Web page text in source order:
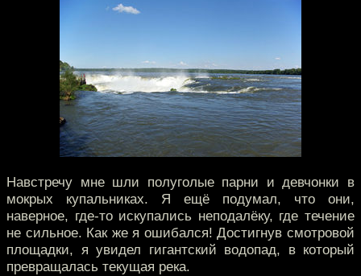
Навстречу мне шли полуголые парни и девчонки в
мокрых купальниках. Я ещё подумал, что они,
наверное, где-то искупались неподалёку, где течение
не сильное. Как же я ошибался! Достигнув смотровой
площадки, я увидел гигантский водопад, в который
превращалась текущая река.